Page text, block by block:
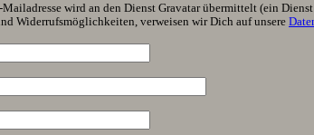
wird an den Dienst Gravatar übermittelt (ein
Widerrufsmöglichkeiten, verweisen wir Dich auf unsere